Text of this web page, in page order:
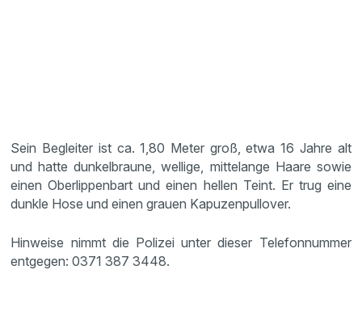
Sein Begleiter ist ca. 1,80 Meter groß, etwa 16 Jahre alt
und hatte dunkelbraune, wellige, mittelange Haare sowie
einen Oberlippenbart und einen hellen Teint. Er trug eine
dunkle Hose und einen grauen Kapuzenpullover.
Hinweise nimmt die Polizei unter dieser Telefonnummer
entgegen: 0371 387 3448.